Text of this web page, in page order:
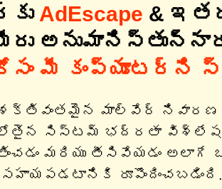
AdEscape &
మీ కంప్యూటర్‌ని
శక్తివంతమైన మాల్వేర్
లోతైన సిస్టమ్ భద్రతా
మరియు తీసివేయడం
సహాయపడటానికి రూపొందించబడింది.